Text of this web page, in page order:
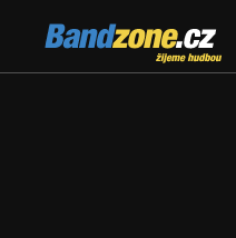
Bandzone.cz
žijeme hudbou